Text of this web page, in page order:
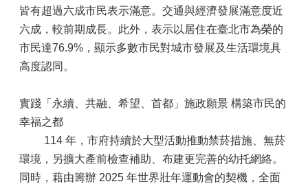
皆有超過六成市民表示滿意。交通與經濟發展滿意度近
六成，較前期成長。此外，表示以居住在臺北市為榮的
市民達76.9%，顯示多數市民對城市發展及生活環境具
高度認同。
實踐「永續、共融、希望、首都」施政願景 構築市民的
幸福之都
114 年，市府持續於大型活動推動禁菸措施、無菸
環境，另擴大產前檢查補助、布建更完善的幼托網絡。
同時，藉由籌辦 2025 年世界壯年運動會的契機，全面